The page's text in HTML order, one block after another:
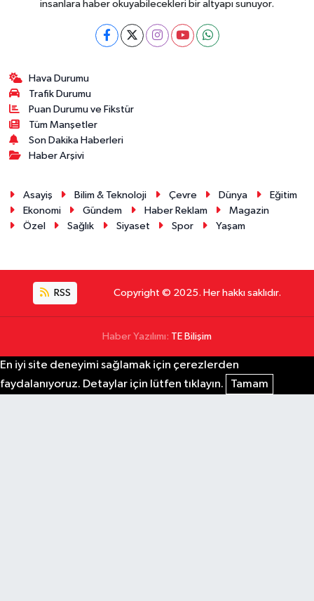
insanlara haber okuyabilecekleri bir altyapı sunuyor.
Hava Durumu
Trafik Durumu
Puan Durumu ve Fikstür
Tüm Manşetler
Son Dakika Haberleri
Haber Arşivi
Asayiş Bilim & Teknoloji Çevre Dünya
Eğitim
Ekonomi
Gündem Haber Reklam
Magazin
Özel
Sağlık Siyaset Spor Yaşam
RSS Copyright © 2025. Her hakkı saklıdır.
Haber Yazılımı: TE Bilişim
En iyi site deneyimi sağlamak için çerezlerden
faydalanıyoruz. Detaylar için lütfen tıklayın.
Tamam